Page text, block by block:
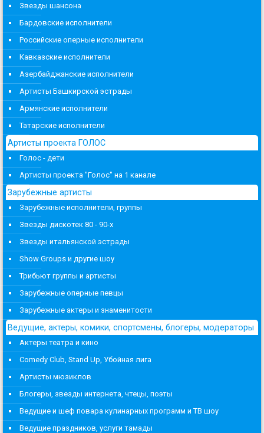
Звезды шансона
Бардовские исполнители
Российские оперные исполнители
Кавказские исполнители
Азербайджанские исполнители
Артисты Башкирской эстрады
Армянские исполнители
Татарские исполнители
Артисты проекта ГОЛОС
Голос - дети
Артисты проекта "Голос" на 1 канале
Зарубежные артисты
Зарубежные исполнители, группы
Звезды дискотек 80 - 90-х
Звезды итальянской эстрады
Show Groups и другие шоу
Трибьют группы и артисты
Зарубежные оперные певцы
Зарубежные актеры и знаменитости
Ведущие, актеры, комики, спортсмены, блогеры, модераторы
Актеры театра и кино
Comedy Club, Stand Up, Убойная лига
Артисты мюзиклов
Блогеры, звезды интернета, чтецы, поэты
Ведущие и шеф повара кулинарных программ и ТВ шоу
Ведущие праздников, услуги тамады